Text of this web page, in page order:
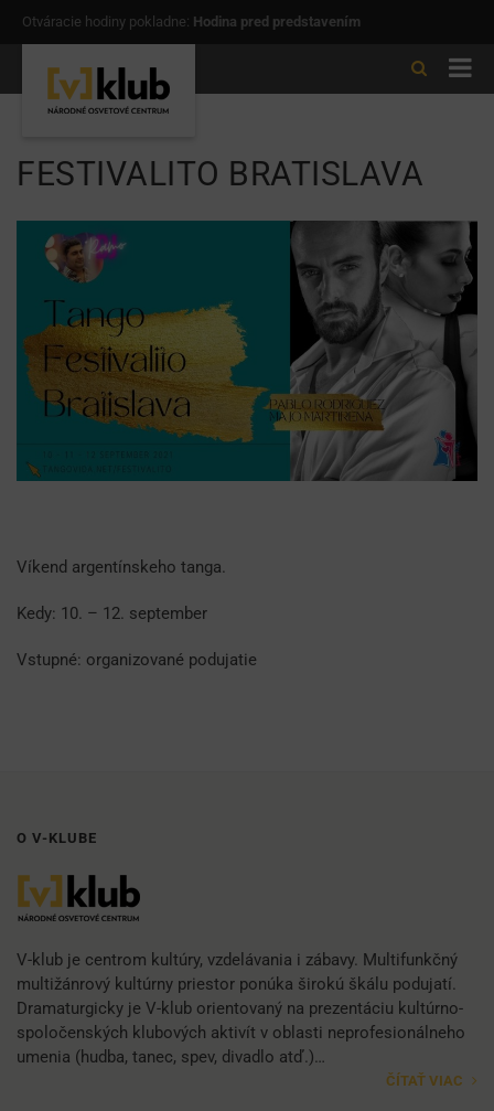
Otváracie hodiny pokladne: Hodina pred predstavením
FESTIVALITO BRATISLAVA
Víkend argentínskeho tanga.
Kedy: 10. – 12. september
Vstupné: organizované podujatie
O V-KLUBE
V-klub je centrom kultúry, vzdelávania i zábavy. Multifunkčný
multižánrový kultúrny priestor ponúka širokú škálu podujatí.
Dramaturgicky je V-klub orientovaný na prezentáciu kultúrno-
spoločenských klubových aktivít v oblasti neprofesionálneho
umenia (hudba, tanec, spev, divadlo atď.)…
ČÍTAŤ VIAC